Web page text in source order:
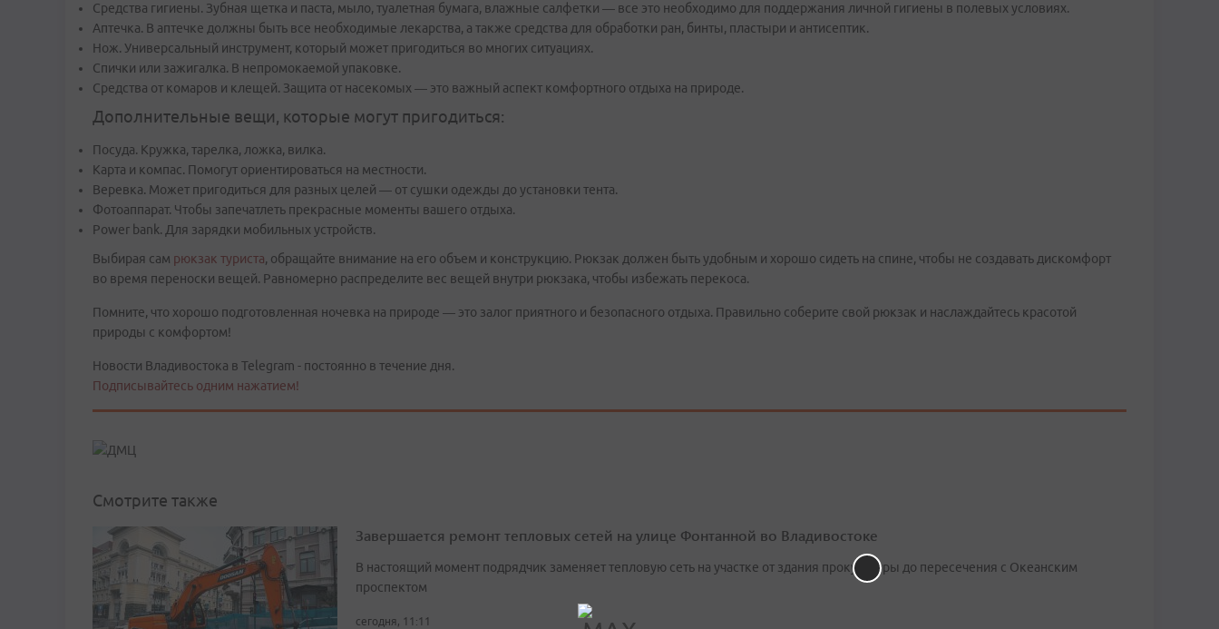
Средства гигиены. Зубная щетка и паста, мыло, туалетная бумага, влажные салфетки — все это необходимо для поддержания личной гигиены в полевых условиях.
Аптечка. В аптечке должны быть все необходимые лекарства, а также средства для обработки ран, бинты, пластыри и антисептик.
Нож. Универсальный инструмент, который может пригодиться во многих ситуациях.
Спички или зажигалка. В непромокаемой упаковке.
Средства от комаров и клещей. Защита от насекомых — это важный аспект комфортного отдыха на природе.
Дополнительные вещи, которые могут пригодиться:
Посуда. Кружка, тарелка, ложка, вилка.
Карта и компас. Помогут ориентироваться на местности.
Веревка. Может пригодиться для разных целей — от сушки одежды до установки тента.
Фотоаппарат. Чтобы запечатлеть прекрасные моменты вашего отдыха.
Power bank. Для зарядки мобильных устройств.
Выбирая сам рюкзак туриста, обращайте внимание на его объем и конструкцию. Рюкзак должен быть удобным и хорошо сидеть на спине, чтобы не создавать дискомфорт
во время переноски вещей. Равномерно распределите вес вещей внутри рюкзака, чтобы избежать перекоса.
Помните, что хорошо подготовленная ночевка на природе — это залог приятного и безопасного отдыха. Правильно соберите свой рюкзак и наслаждайтесь красотой
природы с комфортом!
Новости Владивостока в Telegram - постоянно в течение дня.
Подписывайтесь одним нажатием!
Смотрите также
Завершается ремонт тепловых сетей на улице Фонтанной во Владивостоке
В настоящий момент подрядчик заменяет тепловую сеть на участке от здания прокуратуры до пересечения с Океанским
проспектом
сегодня, 11:11